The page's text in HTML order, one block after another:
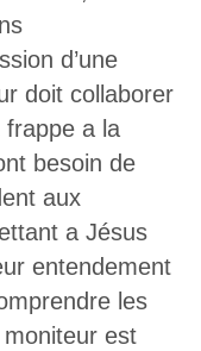
d’une
doit collaborer
frappe a la
besoin de
aux
a Jésus
entendement
les
moniteur est